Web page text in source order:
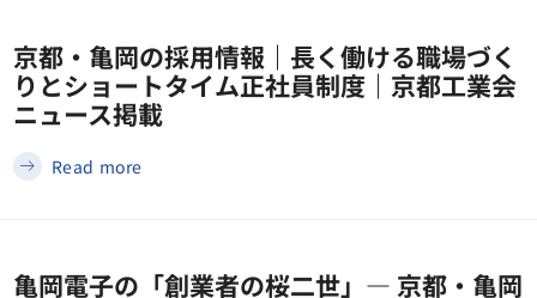
京都・亀岡の採用情報｜長く働ける職場づく
りとショートタイム正社員制度｜京都工業会
ニュース掲載
Read more
亀岡電子の「創業者の桜二世」― 京都・亀岡